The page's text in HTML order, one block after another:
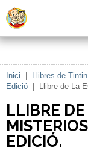
Inici Llibres de Tintin
Edició
Llibre de La
LLIBRE
EDICIÓ.